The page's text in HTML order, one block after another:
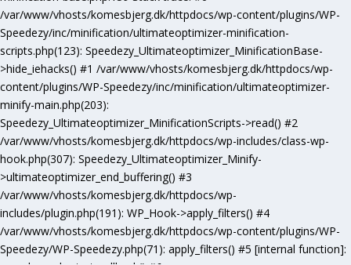
/var/www/vhosts/komesbjerg.dk/httpdocs/wp-content/plugins/WP-
Speedezy/inc/minification/ultimateoptimizer-minification-
scripts.php(123): Speedezy_Ultimateoptimizer_MinificationBase-
>hide_iehacks() #1 /var/www/vhosts/komesbjerg.dk/httpdocs/wp-
content/plugins/WP-Speedezy/inc/minification/ultimateoptimizer-
minify-main.php(203):
Speedezy_Ultimateoptimizer_MinificationScripts->read() #2
/var/www/vhosts/komesbjerg.dk/httpdocs/wp-includes/class-wp-
hook.php(307): Speedezy_Ultimateoptimizer_Minify-
>ultimateoptimizer_end_buffering() #3
/var/www/vhosts/komesbjerg.dk/httpdocs/wp-
includes/plugin.php(191): WP_Hook->apply_filters() #4
/var/www/vhosts/komesbjerg.dk/httpdocs/wp-content/plugins/WP-
Speedezy/WP-Speedezy.php(71): apply_filters() #5 [internal function]: